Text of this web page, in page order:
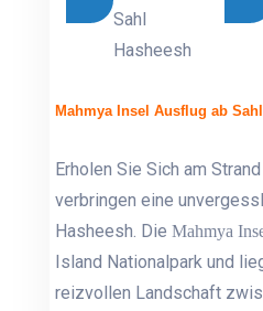
Sahl
Hasheesh
Mahmya Insel Ausflug ab
Erholen Sie Sich am
verbringen eine
Hasheesh. DieMahmya
Island Nationalpark und
reizvollen Landschaft